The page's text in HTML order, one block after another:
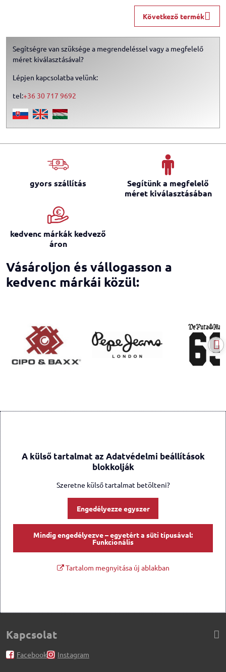
Következő termék
Segítségre van szüksége a megrendeléssel vagy a megfelelő
méret kiválasztásával?
Lépjen kapcsolatba velünk:
tel:+36 30 717 9692
gyors szállítás
Segítünk a megfelelő
méret kiválasztásában
kedvenc márkák kedvező
áron
Vásároljon és vállogasson a
kedvenc márkái közül:
A külső tartalmat az Adatvédelmi beállítások
blokkolják
Szeretne külső tartalmat betölteni?
Engedélyezze egyszer
Mindig engedélyezve – egyetért a süti típusával:
Funkcionális
Tartalom megnyitása új ablakban
Kapcsolat
Facebook Instagram